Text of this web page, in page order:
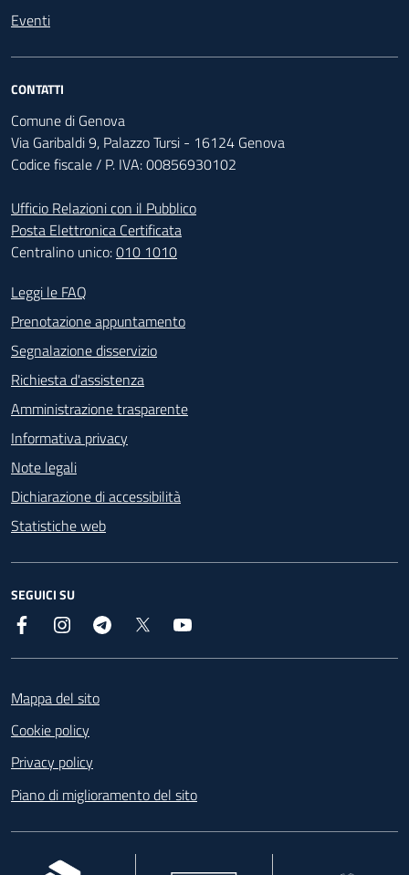
Eventi
CONTATTI
Comune di Genova
Via Garibaldi 9, Palazzo Tursi - 16124 Genova
Codice fiscale / P. IVA: 00856930102
Ufficio Relazioni con il Pubblico
Posta Elettronica Certificata
Centralino unico:010 1010
Footer - Contatti
Leggi le FAQ
Prenotazione appuntamento
Segnalazione disservizio
Richiesta d'assistenza
Amministrazione trasparente
Informativa privacy
Note legali
Dichiarazione di accessibilità
Statistiche web
SEGUICI SU
Facebook InstagramTelegram
Mappa del sito
Cookie policy
Privacy policy
Piano di miglioramento del sito
, apre in una nuova scheda